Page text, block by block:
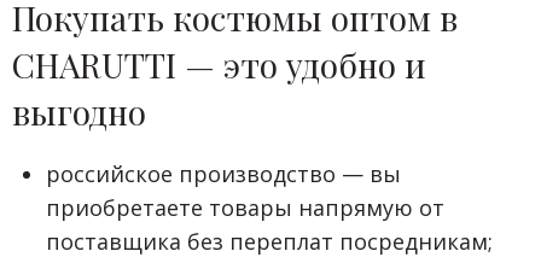
Покупать костюмы оптом в
CHARUTTI — это удобно и
выгодно
российское производство — вы
приобретаете товары напрямую от
поставщика без переплат посредникам;